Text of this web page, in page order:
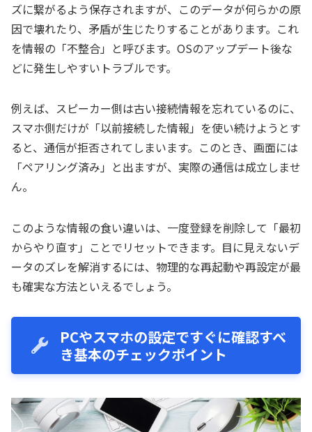
ズに繋がるよう保存されますが、このデータが何らかの原
因で壊れたり、矛盾が生じたりすることがあります。これ
を情報の「不整合」と呼びます。OSのアップデート後な
どに発生しやすいトラブルです。
例えば、スピーカー側は古い接続情報を忘れているのに、
スマホ側だけが「以前接続した情報」を使い続けようとす
ると、通信が拒否されてしまいます。このとき、画面には
「ペアリング済み」と出ますが、実際の通信は成立しませ
ん。
このような情報の食い違いは、一度登録を削除して「最初
からやり直す」ことでリセットできます。目に見えないデ
ータのズレを解消するには、物理的な再起動や再設定が最
も確実な方法といえるでしょう。
PCやスマホの設定ですぐに確認すべ
き基本のチェックポイント